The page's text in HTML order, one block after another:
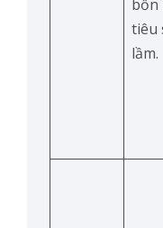
bốn
tiêu
lầm.